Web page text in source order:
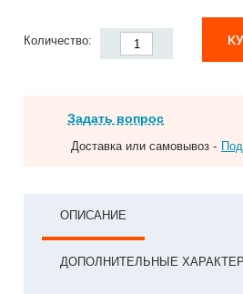
Количество:
Задать вопрос
Доставка или самовывоз -
ОПИСАНИЕ
ДОПОЛНИТЕЛЬНЫЕ